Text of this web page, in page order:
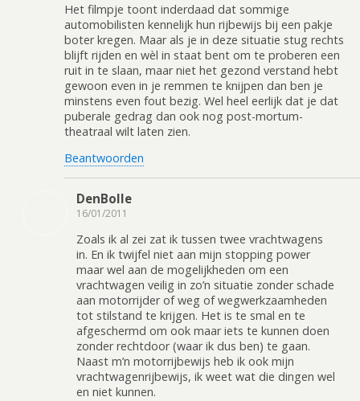
Het filmpje toont inderdaad dat sommige
automobilisten kennelijk hun rijbewijs bij een pakje
boter kregen. Maar als je in deze situatie stug rechts
blijft rijden en wèl in staat bent om te proberen een
ruit in te slaan, maar niet het gezond verstand hebt
gewoon even in je remmen te knijpen dan ben je
minstens even fout bezig. Wel heel eerlijk dat je dat
puberale gedrag dan ook nog post-mortum-
theatraal wilt laten zien.
Beantwoorden
DenBolle
16/01/2011
Zoals ik al zei zat ik tussen twee vrachtwagens
in. En ik twijfel niet aan mijn stopping power
maar wel aan de mogelijkheden om een
vrachtwagen veilig in zo’n situatie zonder schade
aan motorrijder of weg of wegwerkzaamheden
tot stilstand te krijgen. Het is te smal en te
afgeschermd om ook maar iets te kunnen doen
zonder rechtdoor (waar ik dus ben) te gaan.
Naast m’n motorrijbewijs heb ik ook mijn
vrachtwagenrijbewijs, ik weet wat die dingen wel
en niet kunnen.